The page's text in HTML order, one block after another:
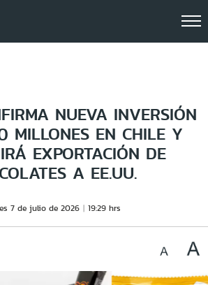
NUEVA INVERSIÓN
MILLONES EN CHILE Y
EXPORTACIÓN DE
A EE.UU.
7 de julio de 2026 19:29 hrs